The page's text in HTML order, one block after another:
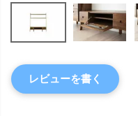
レビューを書く